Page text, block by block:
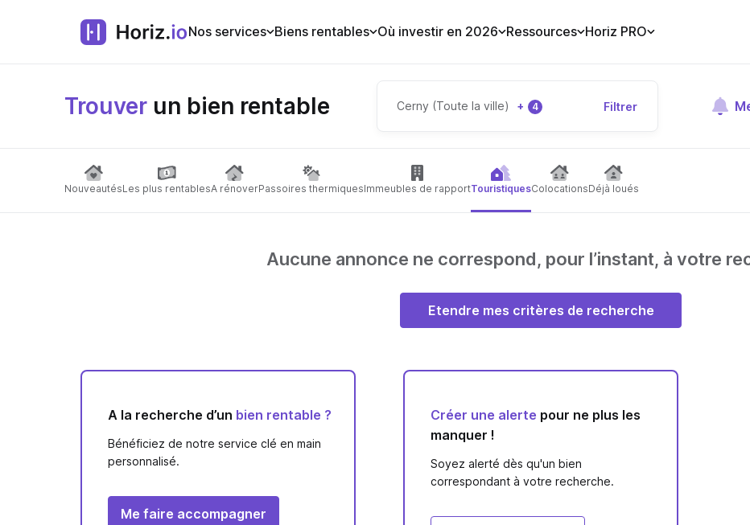
Nos services Biens rentables Où investir en 2026 Ressources Horiz PRO
Trouver un bien rentable Cerny (Toute la ville) + 4 Filtrer
NouveautésLes plus rentablesA rénoverPassoires thermiquesImmeubles de rapportTouristiquesColocationsDéjà loués
Aucune annonce ne correspond, pour l’instant, à votre
Etendre mes critères de recherche
A la recherche d’un bien rentable ?
Bénéficiez de notre service clé en main
personnalisé.
Me faire accompagner
Créer une alerte pour ne plus les
manquer !
Soyez alerté dès qu'un bien
correspondant à votre recherche.